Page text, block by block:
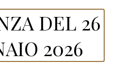
DEL 26
2026